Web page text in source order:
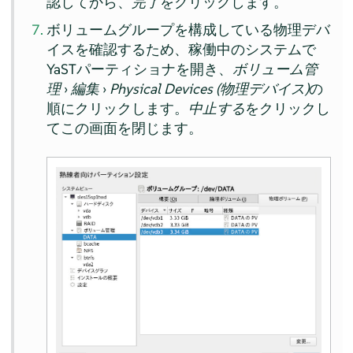
ボリュームグループを構成している物理デバ
イスを確認するため、稼働中のシステムで
YaSTパーティショナを開き、 ボリューム管
理›編集 › Physical Devices (物理デバイス)の
順にクリックします。 中止するをクリックし
てこの画面を閉じます。